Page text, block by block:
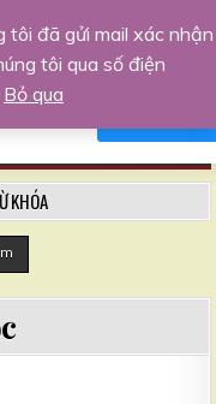
nghiệp hàng
kỹ năng sống
KHÓA
hỗ trợ bạn
tôi đã gửi mail xác nhận
tôi qua số điện
Bỏ qua